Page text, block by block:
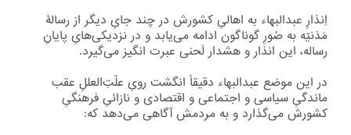
اِنذارِ عبدالبهاء به اهالیِ کشورش در چند جایِ دیگر از رسالۀ
مَدَنیّه به صُورِ گوناگون ادامه می‌یابد و در نزدیکی‌هایِ پایانِ
رساله، این انذار و هشدار لَحنی عبرت انگیز می‌گیرد.
در این موضع عبدالبهاء دقیقاً انگشت رویِ علّتِ‌العللِ عقب
ماندگیِ سیاسی و اجتماعی و اقتصادی و نازائیِ فرهنگیِ
کشورش می‌گذارد و به مردمش آگاهی می‌دهد که: